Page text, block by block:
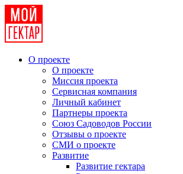
О проекте
О проекте
Миссия проекта
Сервисная компания
Личный кабинет
Партнеры проекта
Союз Садоводов России
Отзывы о проекте
СМИ о проекте
Развитие
Развитие гектара